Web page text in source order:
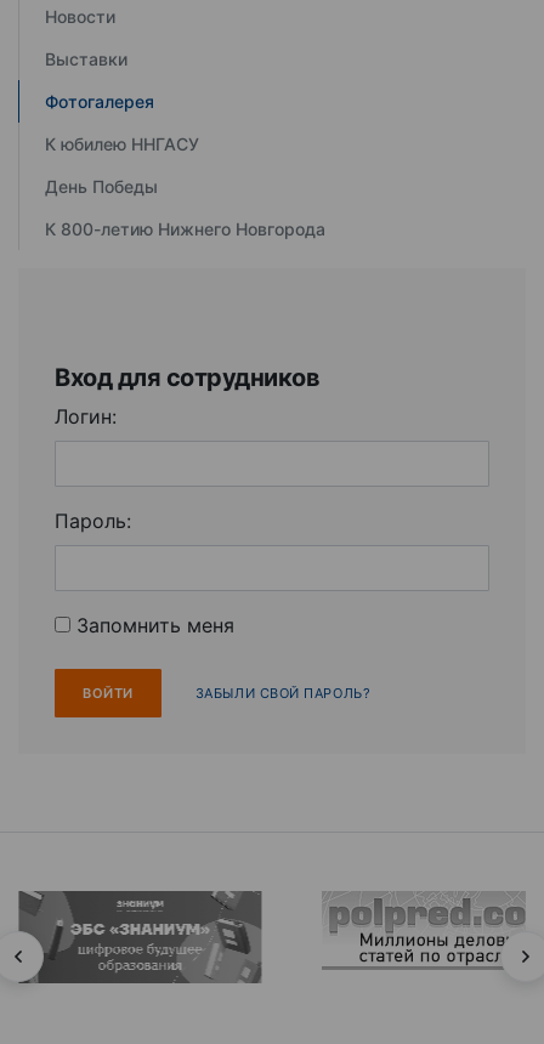
Новости
Выставки
Фотогалерея
К юбилею ННГАСУ
День Победы
К 800-летию Нижнего Новгорода
Вход для сотрудников
Логин:
Пароль:
Запомнить меня
ЗАБЫЛИ СВОЙ ПАРОЛЬ?